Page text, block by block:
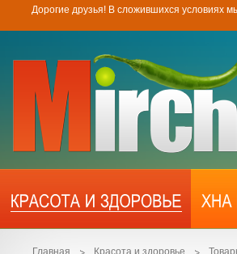
Дорогие друзья! В сложившихся условиях
Главная Красота и здоровье